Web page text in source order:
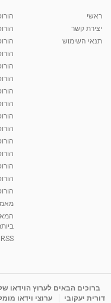
ראשי
יצירת קשר
תנאי השימוש
RSS
ברוכים הבאים לערוץ הוידאו
דורית יעקובי
ערוצי וידאו